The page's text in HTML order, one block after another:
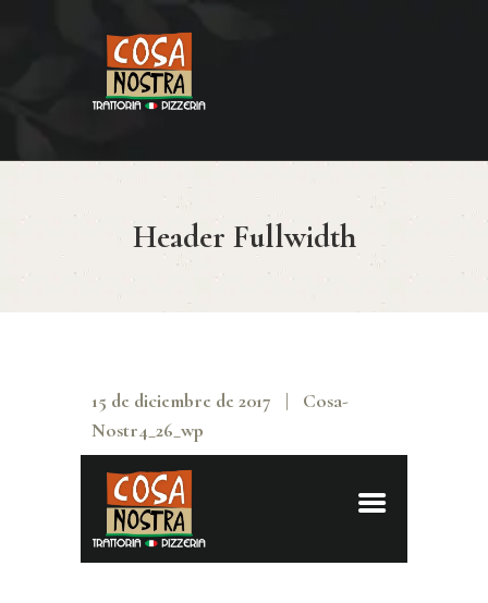
Header Fullwidth
HOME
MENÚ
RESERVAR
¿CÓMO LLEGAR?
CONTACTO
15 de diciembre de 2017
Cosa-
Nostr4_26_wp